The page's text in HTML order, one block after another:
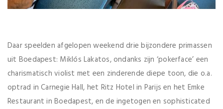
Daar speelden afgelopen weekend drie bijzondere primassen
uit Boedapest: Miklós Lakatos, ondanks zijn ‘pokerface’ een
charismatisch violist met een zinderende diepe toon, die o.a.
optrad in Carnegie Hall, het Ritz Hotel in Parijs en het Emke
Restaurant in Boedapest, en de ingetogen en sophisticated